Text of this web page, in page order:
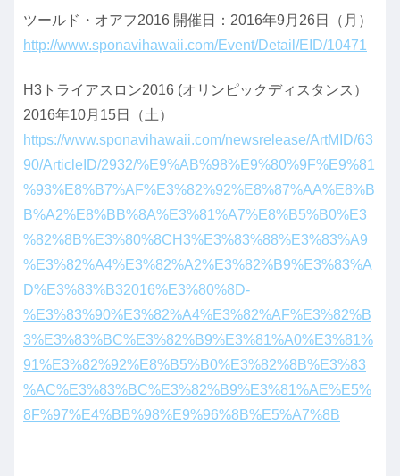
ツールド・オアフ2016 開催日：2016年9月26日（月）
http://www.sponavihawaii.com/Event/Detail/EID/10471
H3トライアスロン2016 (オリンピックディスタンス）
2016年10月15日（土）
https://www.sponavihawaii.com/newsrelease/ArtMID/63
90/ArticleID/2932/%E9%AB%98%E9%80%9F%E9%81
%93%E8%B7%AF%E3%82%92%E8%87%AA%E8%B
B%A2%E8%BB%8A%E3%81%A7%E8%B5%B0%E3
%82%8B%E3%80%8CH3%E3%83%88%E3%83%A9
%E3%82%A4%E3%82%A2%E3%82%B9%E3%83%A
D%E3%83%B32016%E3%80%8D-
%E3%83%90%E3%82%A4%E3%82%AF%E3%82%B
3%E3%83%BC%E3%82%B9%E3%81%A0%E3%81%
91%E3%82%92%E8%B5%B0%E3%82%8B%E3%83
%AC%E3%83%BC%E3%82%B9%E3%81%AE%E5%
8F%97%E4%BB%98%E9%96%8B%E5%A7%8B